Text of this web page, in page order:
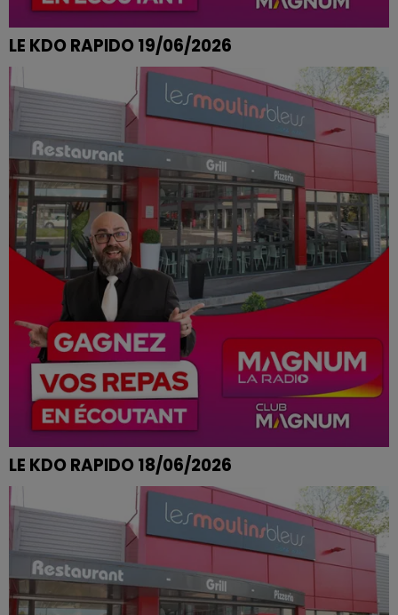
LE KDO RAPIDO 19/06/2026
FABIENNE DE DOMMARTIN LES REMIREMONT REMPORTE
SES PARTIES DE BOWLING CHEZ SPORT BOWLING
LE KDO RAPIDO 18/06/2026
CLEMENTINE DE AYDOILLES REMPORTE SON MENU AUX
MOULINS BLEUS A EPINAL